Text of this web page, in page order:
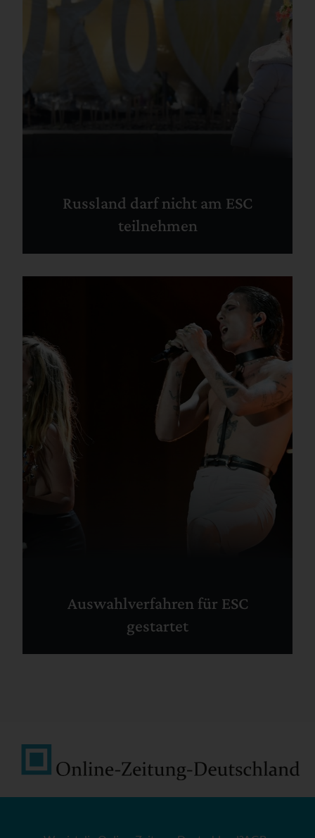
Russland darf nicht am ESC
teilnehmen
Auswahlverfahren für ESC
gestartet